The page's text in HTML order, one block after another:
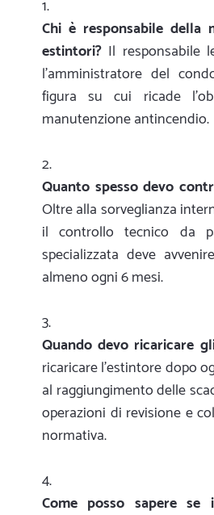
Chi è responsabile della
estintori? Il responsabile
l'amministratore del
figura su cui ricade
manutenzione antincendio.
Quanto spesso devo
Oltre alla sorveglianza
il controllo tecnico da
specializzata deve
almeno ogni 6 mesi.
Quando devo ricaricare
ricaricare l'estintore dopo
al raggiungimento delle
operazioni di revisione e
normativa.
Come posso sapere